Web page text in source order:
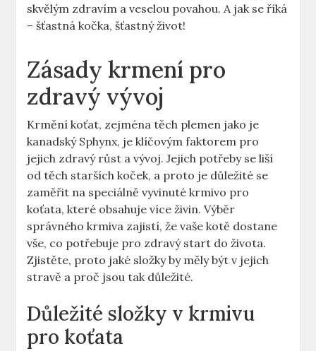
skvělým zdravím a veselou povahou. A jak se říká
– šťastná kočka, šťastný život!
Zásady krmení pro
zdravý vývoj
Krmění koťat, zejména těch plemen jako je
kanadský Sphynx, je klíčovým faktorem pro
jejich zdravý růst a vývoj. Jejich potřeby se liší
od těch starších koček, a proto je důležité se
zaměřit na speciálně vyvinuté krmivo pro
koťata, které obsahuje více živin. Výběr
správného krmiva zajistí, že vaše kotě dostane
vše, co potřebuje pro zdravý start do života.
Zjistěte, proto jaké složky by měly být v jejich
stravě a proč jsou tak důležité.
Důležité složky v krmivu
pro koťata